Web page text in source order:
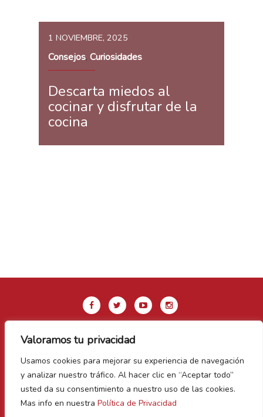
Valoramos tu privacidad
Usamos cookies para mejorar su experiencia de navegación
y analizar nuestro tráfico. Al hacer clic en “Aceptar todo”
usted da su consentimiento a nuestro uso de las cookies.
Mas info en nuestra Política de Privacidad
1 NOVIEMBRE, 2025
Consejos, Curiosidades
Descarta miedos al
cocinar y disfrutar de la
cocina
Aviso legal y Política de privacidad
Política de Cookies
Contacto